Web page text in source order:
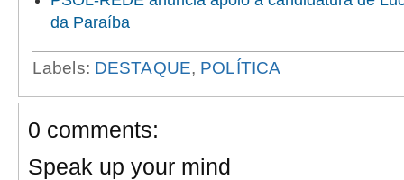
da Paraíba
Labels: DESTAQUE, POLÍTICA
0 comments:
Speak up your mind